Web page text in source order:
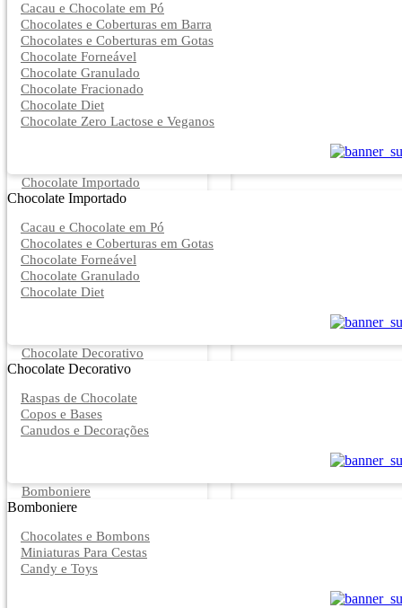
Cacau e Chocolate em Pó
Chocolates e Coberturas em Barra
Chocolates e Coberturas em Gotas
Chocolate Forneável
Chocolate Granulado
Chocolate Fracionado
Chocolate Diet
Chocolate Zero Lactose e Veganos
Chocolate Importado
Chocolate Importado
Cacau e Chocolate em Pó
Chocolates e Coberturas em Gotas
Chocolate Forneável
Chocolate Granulado
Chocolate Diet
Chocolate Decorativo
Chocolate Decorativo
Raspas de Chocolate
Copos e Bases
Canudos e Decorações
Bomboniere
Bomboniere
Chocolates e Bombons
Miniaturas Para Cestas
Candy e Toys